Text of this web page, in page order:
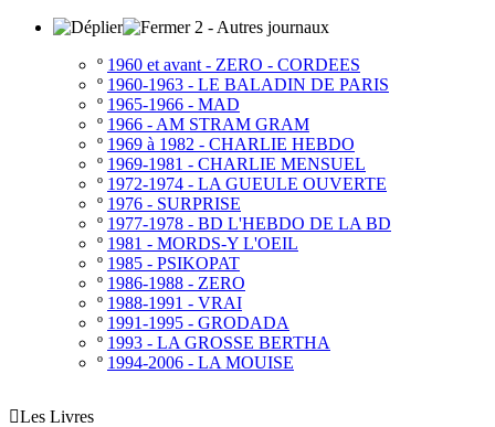
2 - Autres journaux
º 1960 et avant - ZERO - CORDEES
º 1960-1963 - LE BALADIN DE PARIS
º 1965-1966 - MAD
º 1966 - AM STRAM GRAM
º 1969 à 1982 - CHARLIE HEBDO
º 1969-1981 - CHARLIE MENSUEL
º 1972-1974 - LA GUEULE OUVERTE
º 1976 - SURPRISE
º 1977-1978 - BD L'HEBDO DE LA BD
º 1981 - MORDS-Y L'OEIL
º 1985 - PSIKOPAT
º 1986-1988 - ZERO
º 1988-1991 - VRAI
º 1991-1995 - GRODADA
º 1993 - LA GROSSE BERTHA
º 1994-2006 - LA MOUISE
Les Livres